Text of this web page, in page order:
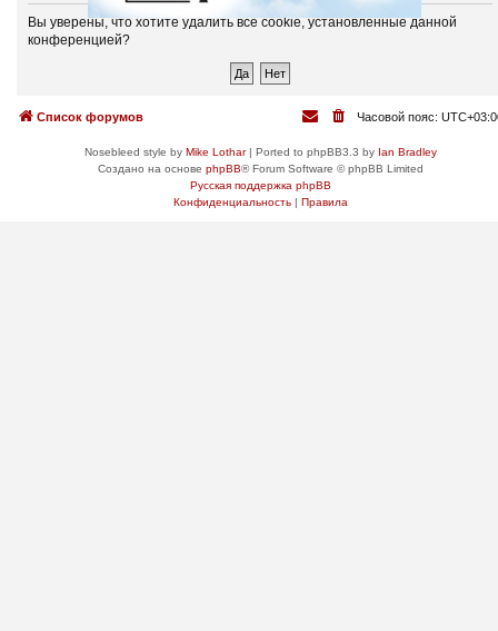
Вы уверены, что хотите удалить все cookie, установленные данной
конференцией?
Список форумов Часовой пояс:
Nosebleed style by Mike Lothar| Ported to phpBB3.3 by Ian Bradley
Создано на основе phpBB® Forum Software © phpBB Limited
Русская поддержка phpBB
Конфиденциальность| Правила